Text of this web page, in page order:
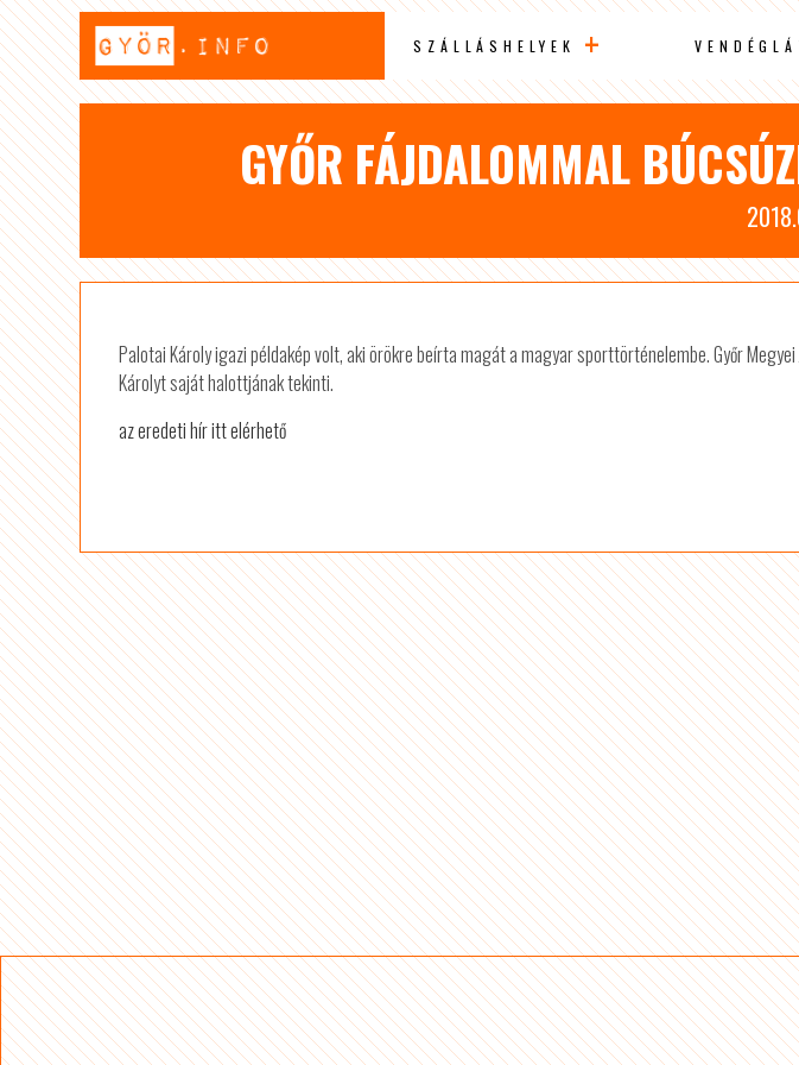
SZÁLLÁSHELYEK
GYŐR FÁJDALOMMAL
Palotai Károly igazi példakép volt, aki örökre beírta magát a magyar sporttörténelembe. Győr
Károlyt saját halottjának tekinti.
az eredeti hír itt elérhető